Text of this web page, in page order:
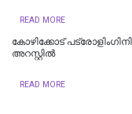
READ MORE
കോഴിക്കോട്
അറസ്റ്റിൽ
READ MORE